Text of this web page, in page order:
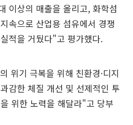
이상의 매출을 올리고, 화학섬
속으로 산업용 섬유에서 경쟁
적을 거뒀다"고 평가했다.
위기 극복을 위해 친환경·디지
감한 체질 개선 및 선제적인 투
위한 노력을 해달라"고 당부